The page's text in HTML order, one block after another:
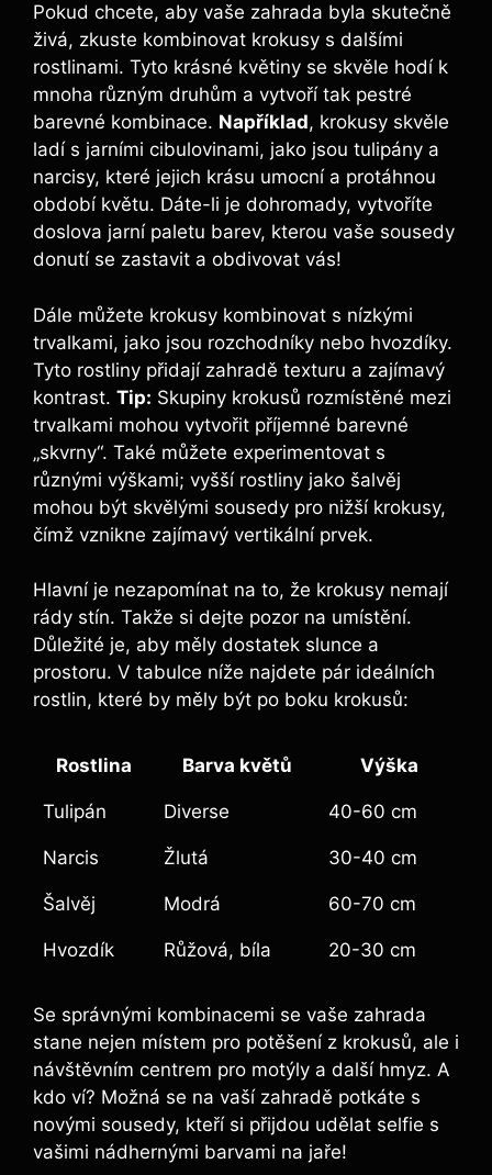
Pokud chcete, aby vaše zahrada byla skutečně
živá, zkuste kombinovat krokusy s dalšími
rostlinami. Tyto krásné květiny se skvěle hodí k
mnoha různým druhům a vytvoří tak pestré
barevné kombinace. Například, krokusy skvěle
ladí s jarními cibulovinami, jako jsou tulipány a
narcisy, které jejich krásu umocní a protáhnou
období květu. Dáte-li je dohromady, vytvoříte
doslova jarní paletu barev, kterou vaše sousedy
donutí se zastavit a obdivovat vás!
Dále můžete krokusy kombinovat s nízkými
trvalkami, jako jsou rozchodníky nebo hvozdíky.
Tyto rostliny přidají zahradě texturu a zajímavý
kontrast. Tip: Skupiny krokusů rozmístěné mezi
trvalkami mohou vytvořit příjemné barevné
„skvrny“. Také můžete experimentovat s
různými výškami; vyšší rostliny jako šalvěj
mohou být skvělými sousedy pro nižší krokusy,
čímž vznikne zajímavý vertikální prvek.
Hlavní je nezapomínat na to, že krokusy nemají
rády stín. Takže si dejte pozor na umístění.
Důležité je, aby měly dostatek slunce a
prostoru. V tabulce níže najdete pár ideálních
rostlin, které by měly být po boku krokusů:
Rostlina Barva květů Výška
Tulipán Diverse 40-60 cm
Narcis Žlutá 30-40 cm
Šalvěj Modrá 60-70 cm
Hvozdík Růžová, bíla 20-30 cm
Se správnými kombinacemi se vaše zahrada
stane nejen místem pro potěšení z krokusů, ale i
návštěvním centrem pro motýly a další hmyz. A
kdo ví? Možná se na vaší zahradě potkáte s
novými sousedy, kteří si přijdou udělat selfie s
vašimi nádhernými barvami na jaře!